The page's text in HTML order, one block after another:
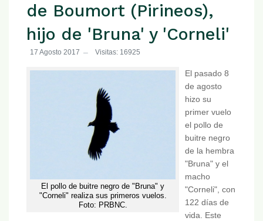
de Boumort (Pirineos),
hijo de 'Bruna' y 'Corneli'
17 Agosto 2017 Visitas: 16925
El pollo de buitre negro de "Bruna" y
"Corneli" realiza sus primeros vuelos.
Foto: PRBNC.
El pasado 8
de agosto
hizo su
primer vuelo
el pollo de
buitre negro
de la hembra
"Bruna" y el
macho
"Corneli", con
122 días de
vida. Este